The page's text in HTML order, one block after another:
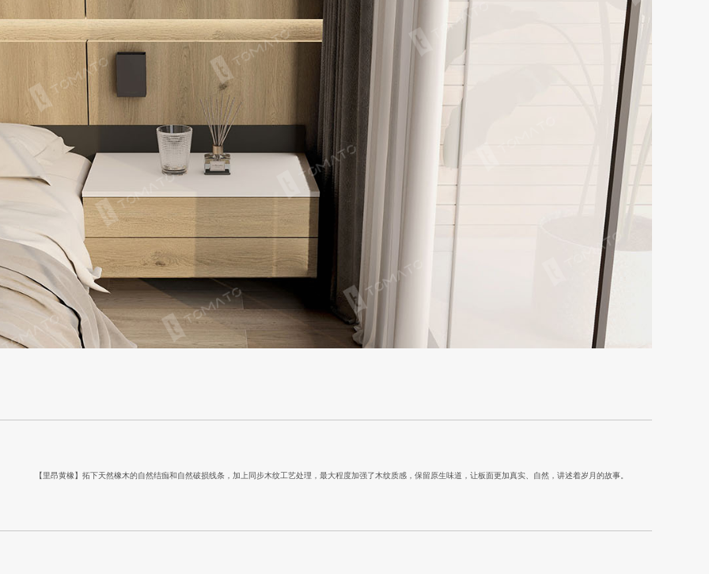
【里昂黄橡】拓下天然橡木的自然结痂和自然破损线条，加上同步木纹工艺处理，最大程度加强了木纹质感，保留原生味道，让板面更加真实、自然，讲述着岁月的故事。